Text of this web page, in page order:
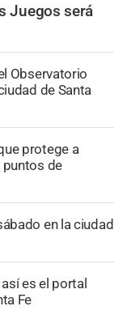
Juegos será
Observatorio
de Santa
protege a
puntos de
en la ciudad
es el portal
Fe